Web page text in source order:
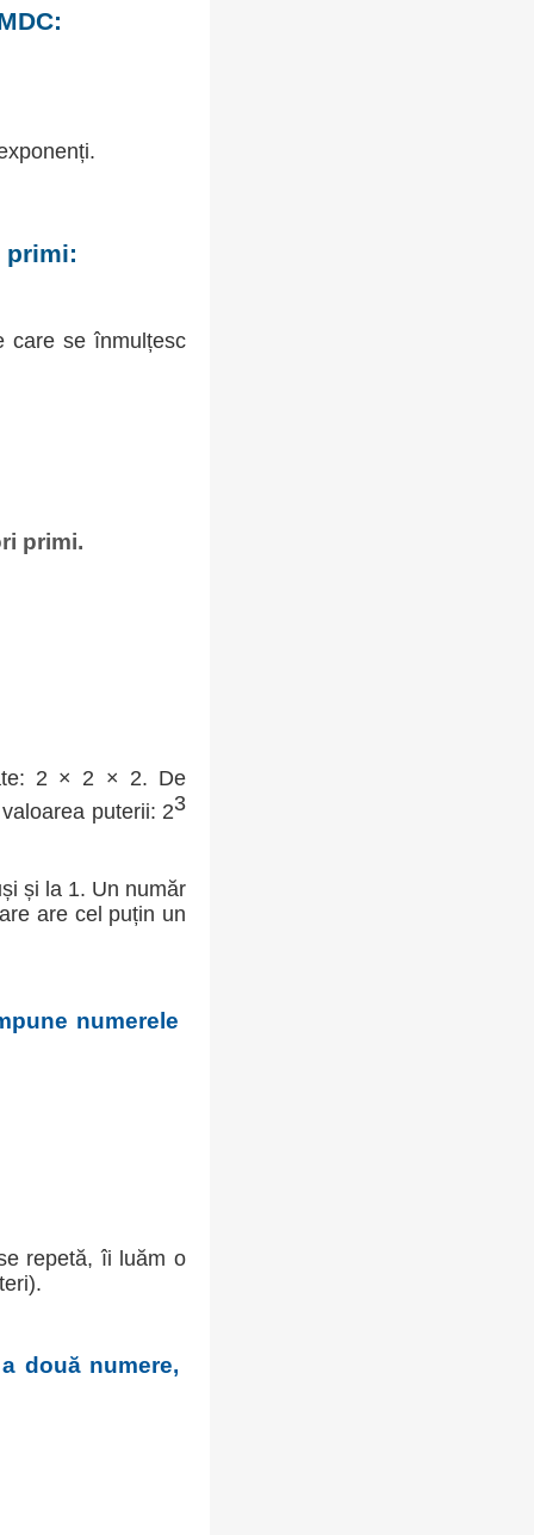
primi:
care se înmulțesc
primi.
2 × 2 × 2. De
puterii: 23
și la 1. Un număr
are cel puțin un
numerele
repetă, îi luăm o
două numere,